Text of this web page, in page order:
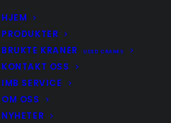
HJEM
PRODUKTER
BRUKTE KRANER
USED CRANES
KONTAKT OSS
IMB SERVICE
OM OSS
NYHETER